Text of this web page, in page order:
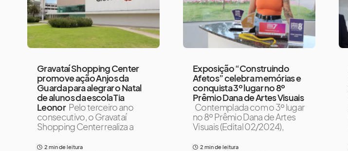
Gravataí Shopping Center
promove ação Anjos da
Guarda para alegrar o Natal
de alunos da escola Tia
Leonor Pelo terceiro ano
consecutivo, o Gravataí
Shopping Center realiza a
2 min de leitura
Exposição “Construindo
Afetos” celebra memórias e
conquista 3º lugar no 8º
Prêmio Dana de Artes Visuais
Contemplada com o 3º lugar
no 8º Prêmio Dana de Artes
Visuais (Edital 02/2024),
2 min de leitura